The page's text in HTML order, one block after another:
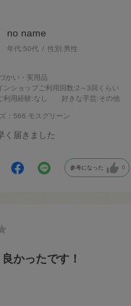
no name
年代:50代 性別:男性
かい・実用品
ンショップご利用回数:2～3回くらい
利用経験:なし 好きな手芸:その他
：566.モスグリーン
く届きました
参考になった 0
かったです！